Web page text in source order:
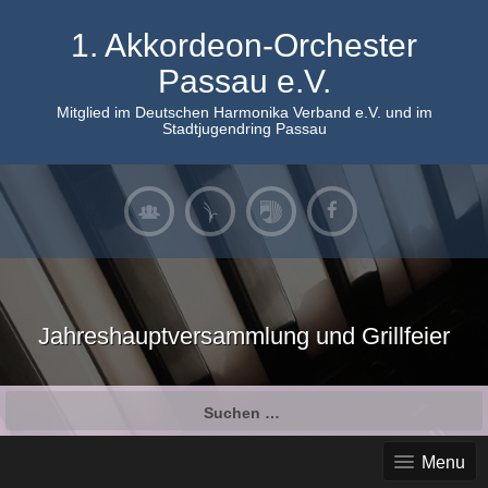
1. Akkordeon-Orchester
Passau e.V.
Mitglied im Deutschen Harmonika Verband e.V. und im
Stadtjugendring Passau
Jahreshauptversammlung und Grillfeier
Menu